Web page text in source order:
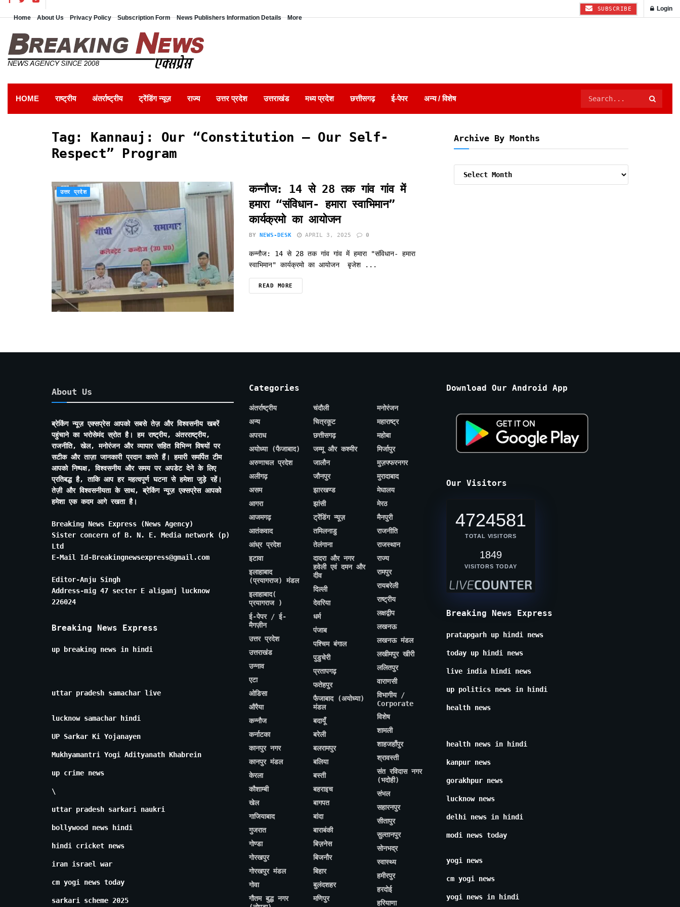
Home About Us Privacy Policy Subscription Form News Publishers Information Details More
SUBSCRIBE Login
HOME राष्ट्रीय अंतर्राष्ट्रीय ट्रेंडिंग न्यूज़ राज्य उत्तर प्रदेश उत्तराखंड मध्य प्रदेश छत्तीसगढ़ ई-पेपर अन्य / विशेष
Tag: Kannauj: Our “Constitution – Our Self-
Respect” Program
उत्तर प्रदेश
कन्नौज: 14 से 28 तक गांव गांव में
हमारा “संविधान- हमारा स्वाभिमान”
कार्यक्रमो का आयोजन
BY NEWS-DESK APRIL 3, 2025 0
कन्नौज: 14 से 28 तक गांव गांव में हमारा "संविधान- हमारा
स्वाभिमान" कार्यक्रमो का आयोजन बृजेश ...
READ MORE
Archive By Months
About Us
ब्रेकिंग न्यूज़ एक्सप्रेस आपको सबसे तेज़ और विश्वसनीय खबरें
पहुंचाने का भरोसेमंद स्रोत है। हम राष्ट्रीय, अंतरराष्ट्रीय,
राजनीति, खेल, मनोरंजन और व्यापार सहित विभिन्न विषयों पर
सटीक और ताज़ा जानकारी प्रदान करते हैं। हमारी समर्पित टीम
आपको निष्पक्ष, विश्वसनीय और समय पर अपडेट देने के लिए
प्रतिबद्ध है, ताकि आप हर महत्वपूर्ण घटना से हमेशा जुड़े रहें।
तेज़ी और विश्वसनीयता के साथ, ब्रेकिंग न्यूज़ एक्सप्रेस आपको
हमेशा एक कदम आगे रखता है।
Breaking News Express (News Agency)
Sister concern of B. N. E. Media network (p)
Ltd
E-Mail Id-Breakingnewsexpress@gmail.com
Editor-Anju Singh
Address-mig 47 secter E aliganj lucknow
226024
Breaking News Express
up breaking news in hindi
uttar pradesh samachar live
lucknow samachar hindi
UP Sarkar Ki Yojanayen
Mukhyamantri Yogi Adityanath Khabrein
up crime news
\
uttar pradesh sarkari naukri
bollywood news hindi
hindi cricket news
iran israel war
cm yogi news today
sarkari scheme 2025
Categories
अंतर्राष्ट्रीय
अन्य
अपराध
अयोध्या (फैजाबाद)
अरुणाचल प्रदेश
अलीगढ़
असम
आगरा
आजमगढ़
आतंकवाद
आंध्र प्रदेश
इटावा
इलाहाबाद
(प्रयागराज) मंडल
इलाहाबाद(
प्रयागराज )
ई-पेपर / ई-
मैगज़ीन
उत्तर प्रदेश
उत्तराखंड
उन्नाव
एटा
ओडिसा
औरैया
कन्नौज
कर्नाटका
कानपुर नगर
कानपुर मंडल
केरला
कौशाम्बी
खेल
गाजियाबाद
गुजरात
गोण्डा
गोरखपुर
गोरखपुर मंडल
गोवा
गौतम बुद्ध नगर
चंदौली
चित्रकूट
छत्तीसगढ़
जम्मू और कश्मीर
जालौन
जौनपुर
झारखण्ड
झांसी
ट्रेंडिंग न्यूज़
तमिलनाडु
तेलंगाना
दादरा और नगर
हवेली एवं दमन और
दीव
दिल्ली
देवरिया
धर्म
पंजाब
पश्चिम बंगाल
पुडुचेरी
प्रतापगढ़
फतेहपुर
फैजाबाद (अयोध्या)
मंडल
बदायूँ
बरेली
बलरामपुर
बलिया
बस्ती
बहराइच
बागपत
बांदा
बाराबंकी
बिज़नेस
बिजनौर
बिहार
बुलंदशहर
मणिपुर
मनोरंजन
महाराष्ट्र
महोबा
मिर्जापुर
मुज़फ्फरनगर
मुरादाबाद
मेघालय
मेरठ
मैनपुरी
राजनीति
राजस्थान
राज्य
रामपुर
रायबरेली
राष्ट्रीय
लक्षद्वीप
लखनऊ
लखनऊ मंडल
लखीमपुर खीरी
ललितपुर
वाराणसी
विभागीय /
Corporate
विशेष
शामली
शाहजहाँपुर
श्रावस्ती
संत रविदास नगर
(भदोही)
संभल
सहारनपुर
सीतापुर
सुल्तानपुर
सोनभद्र
स्वास्थ्य
हमीरपुर
हरदोई
हरियाणा
Download Our Android App
Our Visitors
4724581
TOTAL VISITORS
1849
VISITORS TODAY
Breaking News Express
pratapgarh up hindi news
today up hindi news
live india hindi news
up politics news in hindi
health news
health news in hindi
kanpur news
gorakhpur news
lucknow news
delhi news in hindi
modi news today
yogi news
cm yogi news
yogi news in hindi